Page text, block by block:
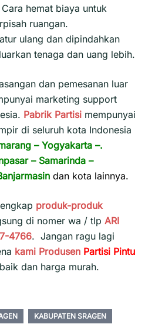
Cara hemat biaya untuk
ruangan.
ulang dan dipindahkan
tenaga dan uang lebih.
dan pemesanan luar
marketing support
Pabrik Partisi mempunyai
di seluruh kota Indonesia
– Yogyakarta –.
– Samarinda –
dan kota lainnya.
produk-produk
di nomer wa / tlp ARI
4766. Jangan ragu lagi
kami Produsen Partisi Pintu
dan harga murah.
KABUPATEN SRAGEN